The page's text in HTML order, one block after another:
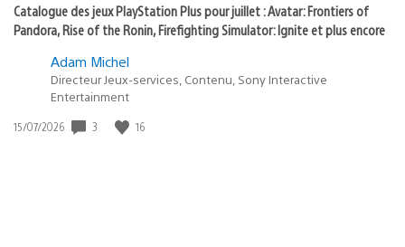
Catalogue des jeux PlayStation Plus pour juillet : Avatar: Frontiers of
Pandora, Rise of the Ronin, Firefighting Simulator: Ignite et plus encore
Adam Michel
Directeur Jeux-services, Contenu, Sony Interactive
Entertainment
Date
15/07/2026 3 16